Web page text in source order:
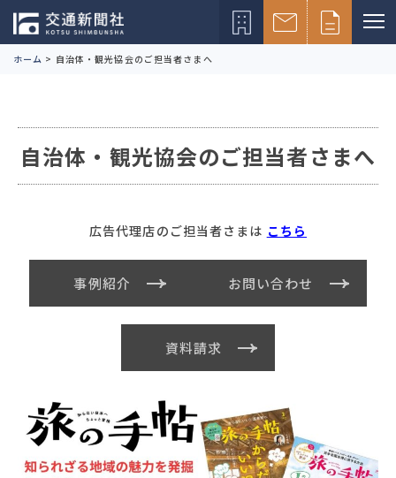
ホーム > 自治体・観光協会のご担当者さまへ
自治体・観光協会のご担当者さまへ
広告代理店のご担当者さまは こちら
事例紹介 お問い合わせ
資料請求